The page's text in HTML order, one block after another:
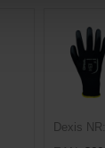
Dexis NR: